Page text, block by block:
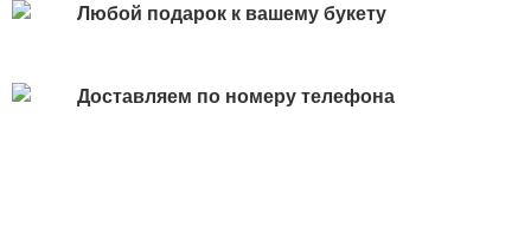
Любой подарок к вашему букету
Доставляем по номеру телефона